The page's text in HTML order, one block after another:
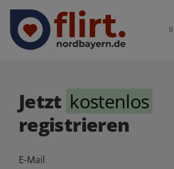
Jetzt kostenlos
registrieren
E-Mail